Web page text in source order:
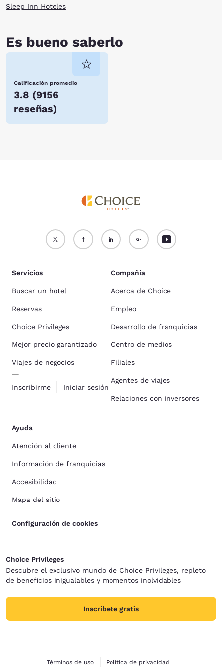
Sleep Inn Hoteles
Es bueno saberlo
Calificación promedio
3.8 (9156
reseñas)
Servicios
Buscar un hotel
Reservas
Choice Privileges
Mejor precio garantizado
Viajes de negocios
Inscribirme Iniciar sesión
Compañía
Acerca de Choice
Empleo
Desarrollo de franquicias
Centro de medios
Filiales
Agentes de viajes
Relaciones con inversores
Ayuda
Atención al cliente
Información de franquicias
Accesibilidad
Mapa del sitio
Configuración de cookies
Choice Privileges
Descubre el exclusivo mundo de Choice Privileges, repleto
de beneficios inigualables y momentos inolvidables
Inscríbete gratis
Términos de uso Política de privacidad